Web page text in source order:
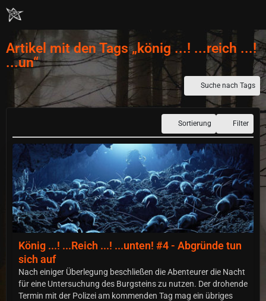
Artikel mit den Tags „könig ...! ...reich ...!
...un“
Suche nach Tags
Sortierung Filter
König ...! ...Reich ...! ...unten! #4 - Abgründe tun
sich auf
Nach einiger Überlegung beschließen die Abenteurer die Nacht
für eine Untersuchung des Burgsteins zu nutzen. Der drohende
Termin mit der Polizei am kommenden Tag mag ein übriges